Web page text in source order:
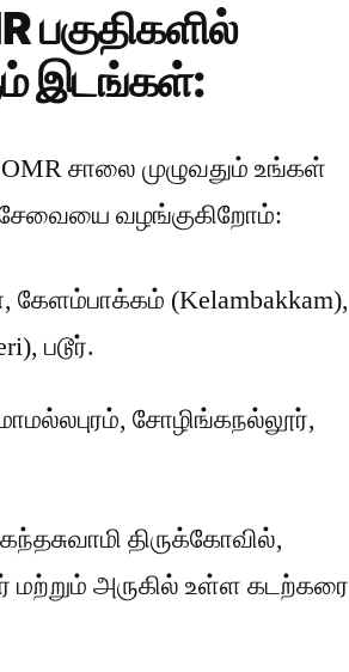
பகுதிகளில்
இடங்கள்:
OMR சாலை முழுவதும் உங்கள்
சேவையை வழங்குகிறோம்:
கேளம்பாக்கம் (Kelambakkam),
படூர்.
சோழிங்கநல்லூர்,
திருக்கோவில்,
மற்றும் அருகில் உள்ள கடற்கரை